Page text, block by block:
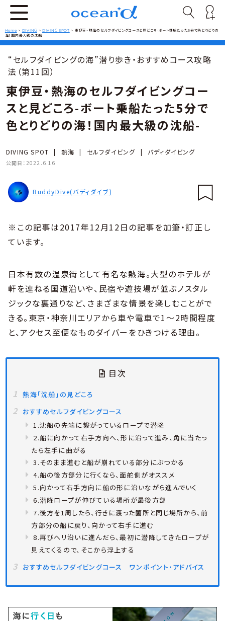
Home > DIVING >DIVING SPOT > 東伊豆・熱海のセルフダイビングコースと見どころ-ボート乗船たった5分で色とりどりの
海！国内最大級の沈船-
“セルフダイビングの海”潜り歩き・おすすめコース攻略
法（第11回）
東伊豆・熱海のセルフダイビングコー
スと見どころ-ボート乗船たった5分で
色とりどりの海！国内最大級の沈船-
DIVING SPOT | 熱海 | セルフダイビング | バディダイビング
公開日： 2022.6.16
BuddyDive(バディダイブ)
※この記事は2017年12月12日の記事を加筆・訂正し
ています。
日本有数の温泉街として有名な熱海。大型のホテルが
軒を連ねる国道沿いや、民宿や遊技場が並ぶノスタル
ジックな裏通りなど、さまざまな情景を楽しむことがで
きる。東京・神奈川エリアから車や電車で1〜2時間程度
と、アクセス至便なものダイバーをひきつける理由。
目次
熱海「沈船」の見どころ
おすすめセルフダイビングコース
1.沈船の先端に繋がっているロープで潜降
2.船に向かって右手方向へ、形に沿って進み、角に当たっ
たら左手に曲がる
3.そのまま進むと船が崩れている部分にぶつかる
4.船の後方部分に行くなら、面舵側がオススメ
5.向かって右手方向に船の形に沿いながら進んでいく
6.潜降ロープが伸びている場所が最後方部
7.後方を1周したら、行きに渡った箇所と同じ場所から、前
方部分の船に戻り、向かって右手に進む
8.再びヘリ沿いに進んだら、最初に潜降してきたロープが
見えてくるので、そこから浮上する
おすすめセルフダイビングコース ワンポイント・アドバイス